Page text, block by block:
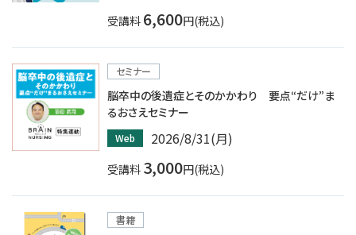
受講料 6,600円(税込)
セミナー
脳卒中の後遺症とそのかかわり 要点“だけ”ま
るおさえセミナー
Web 2026/8/31(月)
受講料 3,000円(税込)
書籍